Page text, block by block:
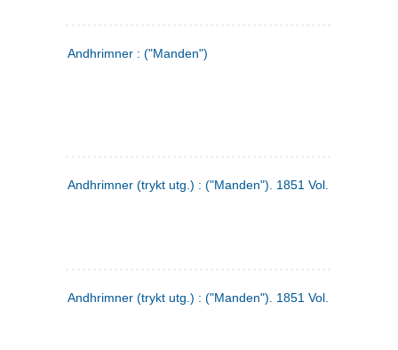
Andhrimner : ("Manden")
Andhrimner (trykt utg.) : ("Manden"). 1851 Vol. 2 Nr. 1
Andhrimner (trykt utg.) : ("Manden"). 1851 Vol. 1 Nr. 10